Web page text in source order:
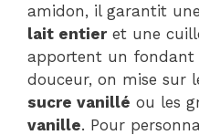
amidon, il garantit une
lait entieret une
apportent un fondant
douceur, on mise sur
sucre vanillé ou les
vanille. Pour